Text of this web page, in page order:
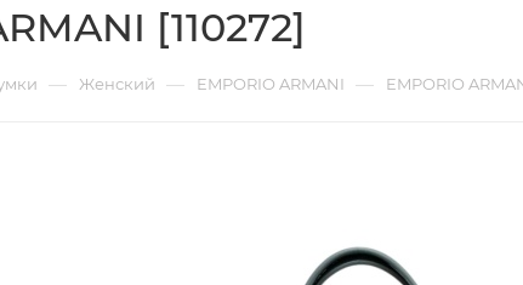
[110272]
— Женский — EMPORIO ARMANI — EMPORIO